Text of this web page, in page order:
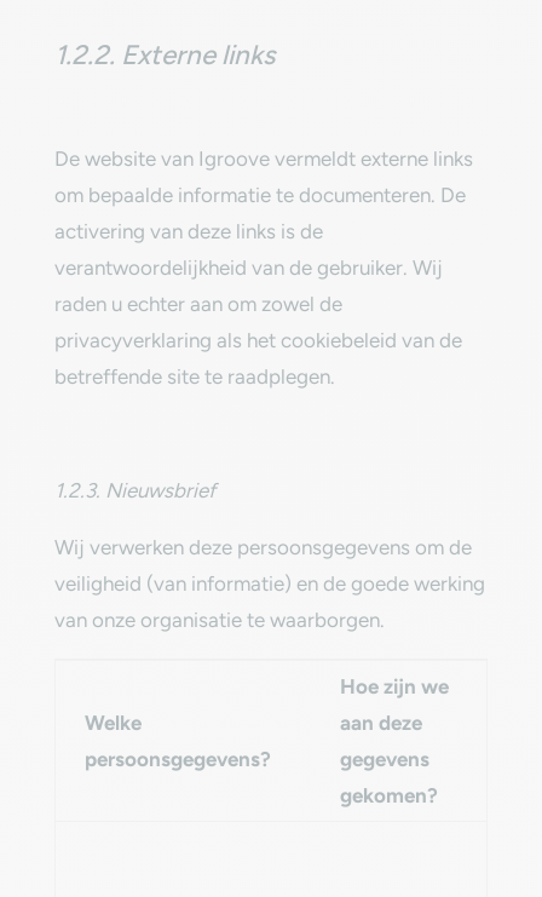
‎1.2.2. Externe links‎
‎De website van ‎Igroove vermeldt externe links
om bepaalde informatie te documenteren. De
activering van deze links is de
verantwoordelijkheid van de gebruiker. Wij
raden u echter aan om zowel de
privacyverklaring als het cookiebeleid van de
betreffende site te raadplegen.‎
1.2.3. Nieuwsbrief‎
‎Wij verwerken deze persoonsgegevens om de
veiligheid (van informatie) en de goede werking
van onze organisatie te waarborgen.‎
Welke
persoonsgegevens?‎
Hoe zijn we
aan deze
gegevens
gekomen?‎